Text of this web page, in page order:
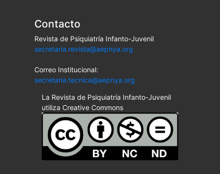
Contacto
Revista de Psiquiatría Infanto-Juvenil
secretaria.revista@aepnya.org
Correo Institucional:
secretaria.tecnica@aepnya.org
La Revista de Psiquiatría Infanto-Juvenil
utiliza Creative Commons